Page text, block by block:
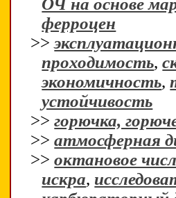
ОЧ на основе
ферроцен
>>
проходимость,
экономичность,
устойчивость
>>горючка,
>>атмосферная
>>октановое
искра,